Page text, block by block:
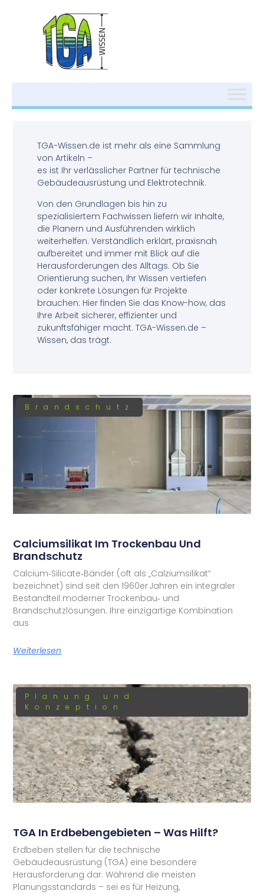
TGA-Wissen.de ist mehr als eine Sammlung
von Artikeln –
es ist Ihr verlässlicher Partner für technische
Gebäudeausrüstung und Elektrotechnik.
Von den Grundlagen bis hin zu
spezialisiertem Fachwissen liefern wir Inhalte,
die Planern und Ausführenden wirklich
weiterhelfen. Verständlich erklärt, praxisnah
aufbereitet und immer mit Blick auf die
Herausforderungen des Alltags. Ob Sie
Orientierung suchen, Ihr Wissen vertiefen
oder konkrete Lösungen für Projekte
brauchen: Hier finden Sie das Know-how, das
Ihre Arbeit sicherer, effizienter und
zukunftsfähiger macht. TGA-Wissen.de –
Wissen, das trägt.
Brandschutz
Calciumsilikat Im Trockenbau Und
Brandschutz
Calcium‑Silicate‑Bänder (oft als „Calziumsilikat“
bezeichnet) sind seit den 1960er Jahren ein integraler
Bestandteil moderner Trockenbau‑ und
Brandschutzlösungen. Ihre einzigartige Kombination
aus
Weiterlesen
Planung und
Konzeption
TGA In Erdbebengebieten – Was Hilft?
Erdbeben stellen für die technische
Gebäudeausrüstung (TGA) eine besondere
Herausforderung dar. Während die meisten
Planungsstandards – sei es für Heizung,